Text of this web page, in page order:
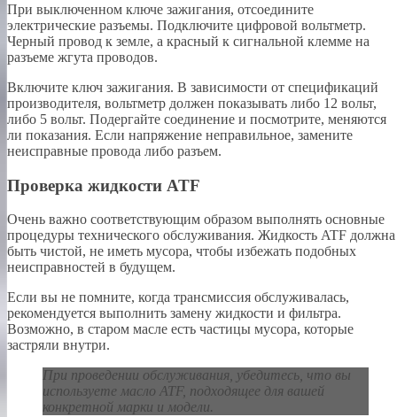
При выключенном ключе зажигания, отсоедините
электрические разъемы. Подключите цифровой вольтметр.
Черный провод к земле, а красный к сигнальной клемме на
разъеме жгута проводов.
Включите ключ зажигания. В зависимости от спецификаций
производителя, вольтметр должен показывать либо 12 вольт,
либо 5 вольт. Подергайте соединение и посмотрите, меняются
ли показания. Если напряжение неправильное, замените
неисправные провода либо разъем.
Проверка жидкости ATF
Очень важно соответствующим образом выполнять основные
процедуры технического обслуживания. Жидкость ATF должна
быть чистой, не иметь мусора, чтобы избежать подобных
неисправностей в будущем.
Если вы не помните, когда трансмиссия обслуживалась,
рекомендуется выполнить замену жидкости и фильтра.
Возможно, в старом масле есть частицы мусора, которые
застряли внутри.
При проведении обслуживания, убедитесь, что вы
используете масло ATF, подходящее для вашей
конкретной марки и модели.